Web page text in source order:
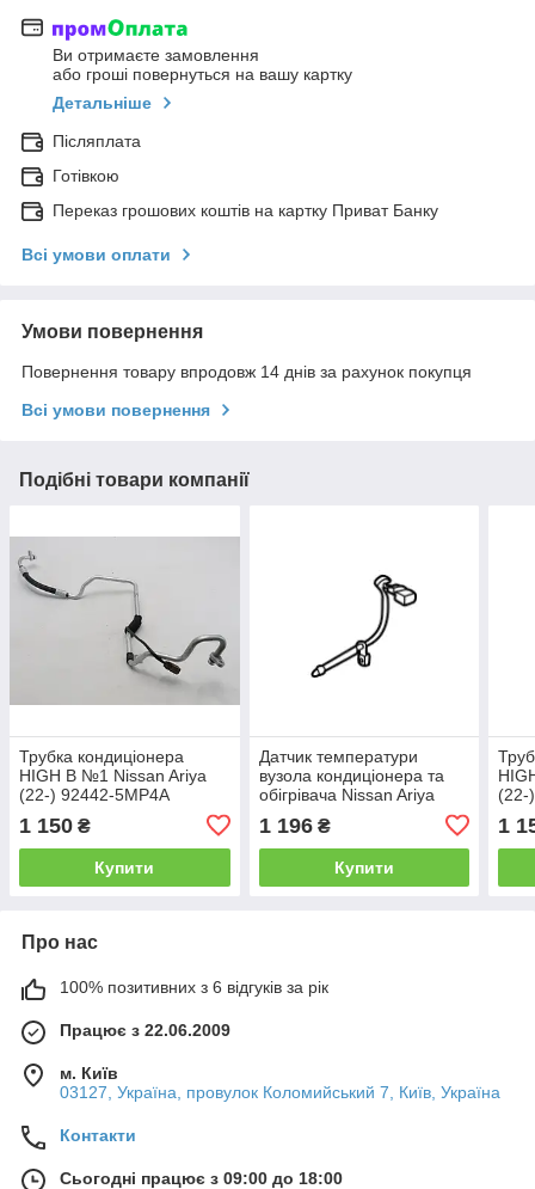
Ви отримаєте замовлення
або гроші повернуться на вашу картку
Детальніше
Післяплата
Готівкою
Переказ грошових коштів на картку Приват Банку
Всі умови оплати
Умови повернення
Повернення товару впродовж 14 днів за рахунок покупця
Всі умови повернення
Подібні товари компанії
Трубка кондиціонера
HIGH B №1 Nissan Ariya
(22-) 92442-5MP4A
1 150 ₴
Купити
Датчик температури
вузола кондиціонера та
обігрівача Nissan Ariya
1 196₴
Купити
(22-
1
Про нас
100% позитивних з 6 відгуків за рік
Працює з 22.06.2009
м. Київ
03127, Україна, провулок Коломийський 7, Київ, Україна
Контакти
Сьогодні працює з 09:00 до 18:00